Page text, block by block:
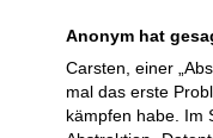
Anonym hat
Carsten, einer
mal das erste
kämpfen habe. Im